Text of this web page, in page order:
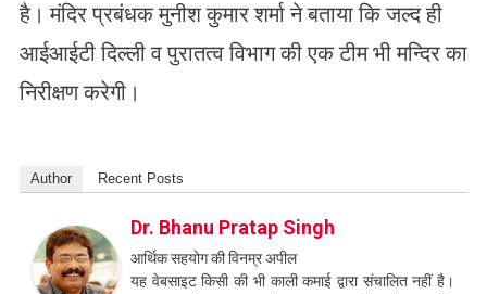
है। मंदिर प्रबंधक मुनीश कुमार शर्मा ने बताया कि जल्द ही
आईआईटी दिल्ली व पुरातत्व विभाग की एक टीम भी मन्दिर का
निरीक्षण करेगी।
Author Recent Posts
Dr. Bhanu Pratap Singh
आर्थिक सहयोग की विनम्र अपील
यह वेबसाइट किसी की भी काली कमाई द्वारा संचालित नहीं है।